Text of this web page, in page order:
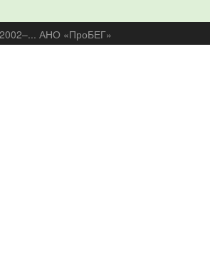
АНО «ПроБЕГ»